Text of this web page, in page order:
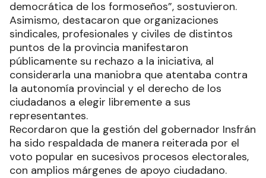
democrática de los formoseños”, sostuvieron.
Asimismo, destacaron que organizaciones
sindicales, profesionales y civiles de distintos
puntos de la provincia manifestaron
públicamente su rechazo a la iniciativa, al
considerarla una maniobra que atentaba contra
la autonomía provincial y el derecho de los
ciudadanos a elegir libremente a sus
representantes.
Recordaron que la gestión del gobernador Insfrán
ha sido respaldada de manera reiterada por el
voto popular en sucesivos procesos electorales,
con amplios márgenes de apoyo ciudadano.